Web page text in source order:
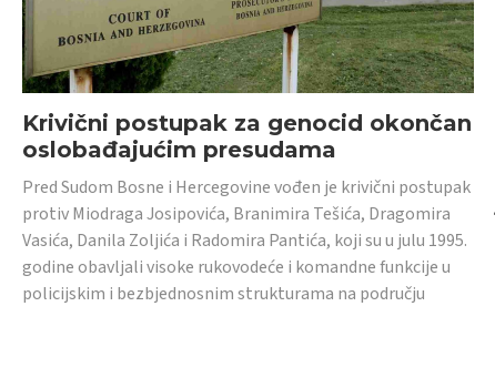
Krivični postupak za genocid okončan
oslobađajućim presudama
Pred Sudom Bosne i Hercegovine vođen je krivični postupak
protiv Miodraga Josipovića, Branimira Tešića, Dragomira
Vasića, Danila Zoljića i Radomira Pantića, koji su u julu 1995.
godine obavljali visoke rukovodeće i komandne funkcije u
policijskim i bezbjednosnim strukturama na području